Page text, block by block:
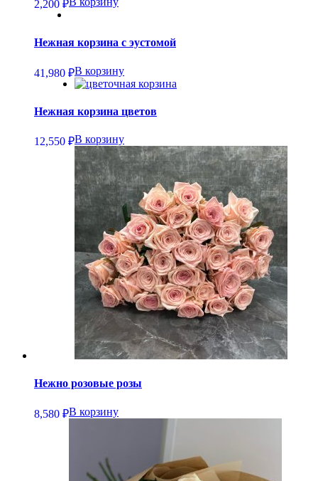
2,200 ₽
Нежная корзина с эустомой
41,980 ₽В корзину
Нежная корзина цветов
12,550 ₽В корзину
Нежно розовые розы
8,580 ₽В корзину